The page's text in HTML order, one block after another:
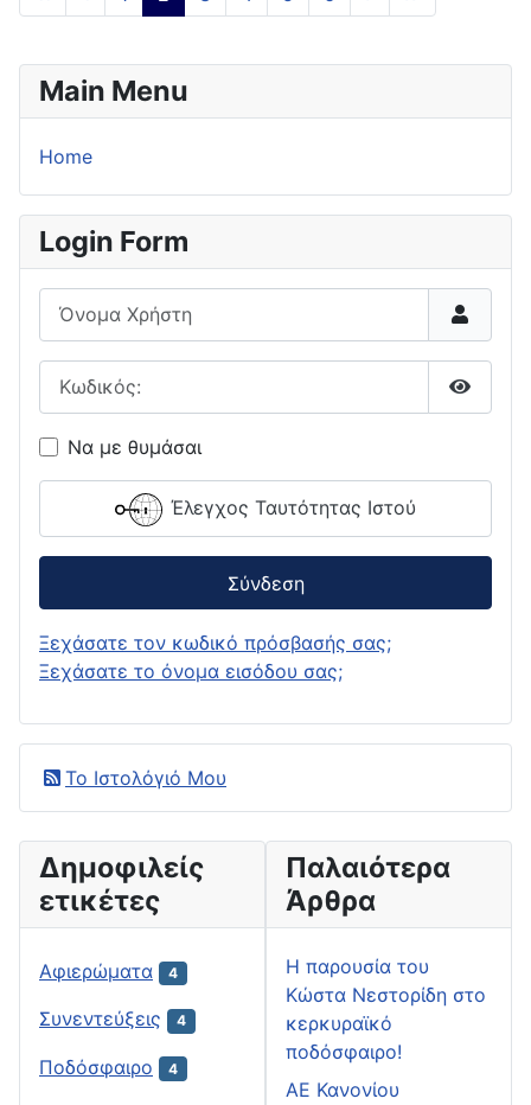
Main Menu
Home
Login Form
Όνομα Χρήστη
Να με θυμάσαι
Έλεγχος Ταυτότητας Ιστού
Σύνδεση
Ξεχάσατε τον κωδικό πρόσβασής σας;
Ξεχάσατε το όνομα εισόδου σας;
Το Ιστολόγιό Μου
Δημοφιλείς
ετικέτες
Αφιερώματα 4
Συνεντεύξεις 4
Ποδόσφαιρο 4
Παλαιότερα
Άρθρα
H παρουσία του
Κώστα Νεστορίδη στο
κερκυραϊκό
ποδόσφαιρο!
ΑΕ Κανονίου